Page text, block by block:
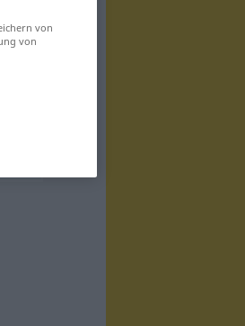
von
von